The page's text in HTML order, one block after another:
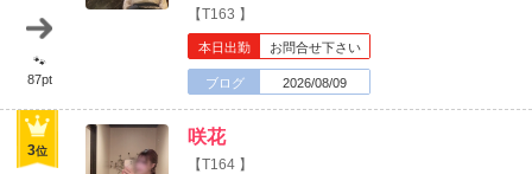
🐾
87pt
【T163 】
本日出勤 お問合せ下さい
ブログ 2026/08/09
3位
咲花
【T164 】
新規会員登録 九州
沖縄 全国TOP